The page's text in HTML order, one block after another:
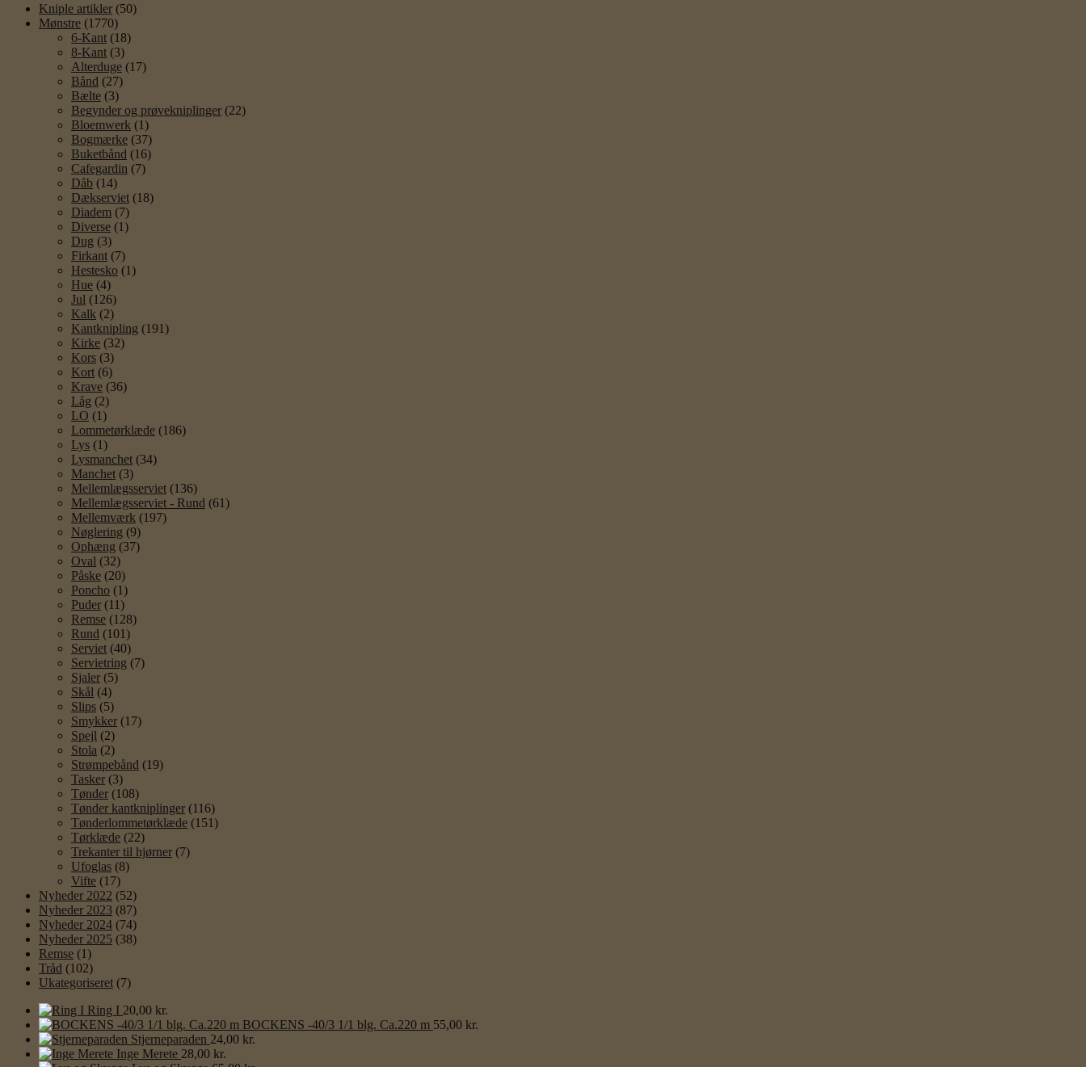
Kniple artikler (50)
Mønstre (1770)
6-Kant (18)
8-Kant (3)
Alterduge (17)
Bånd (27)
Bælte (3)
Begynder og prøvekniplinger (22)
Bloemwerk (1)
Bogmærke (37)
Buketbånd (16)
Cafegardin (7)
Dåb (14)
Dækserviet (18)
Diadem (7)
Diverse (1)
Dug (3)
Firkant (7)
Hestesko (1)
Hue (4)
Jul (126)
Kalk (2)
Kantknipling (191)
Kirke (32)
Kors (3)
Kort (6)
Krave (36)
Låg (2)
LO (1)
Lommetørklæde (186)
Lys (1)
Lysmanchet (34)
Manchet (3)
Mellemlægsserviet (136)
Mellemlægsserviet - Rund (61)
Mellemværk (197)
Nøglering (9)
Ophæng (37)
Oval (32)
Påske (20)
Poncho (1)
Puder (11)
Remse (128)
Rund (101)
Serviet (40)
Servietring (7)
Sjaler (5)
Skål (4)
Slips (5)
Smykker (17)
Spejl (2)
Stola (2)
Strømpebånd (19)
Tasker (3)
Tønder (108)
Tønder kantkniplinger (116)
Tønderlommetørklæde (151)
Tørklæde (22)
Trekanter til hjørner (7)
Ufoglas (8)
Vifte (17)
Nyheder 2022 (52)
Nyheder 2023 (87)
Nyheder 2024 (74)
Nyheder 2025 (38)
Remse (1)
Tråd (102)
Ukategoriseret (7)
Ring I 20,00 kr.
BOCKENS -40/3 1/1 blg. Ca.220 m 55,00 kr.
Stjerneparaden 24,00 kr.
Inge Merete 28,00 kr.